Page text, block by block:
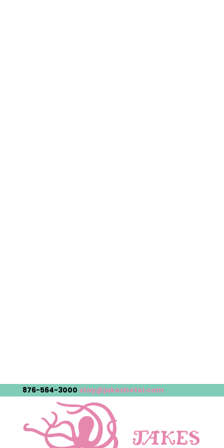
876-564-3000 stay@jakeshotel.com